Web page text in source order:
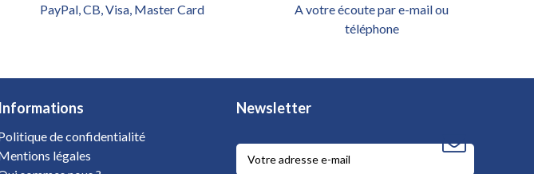
PayPal, CB, Visa, Master Card
A votre écoute par e-mail ou
téléphone
Informations
de confidentialité
légales
Newsletter